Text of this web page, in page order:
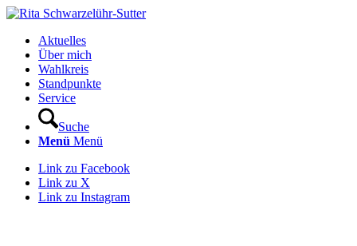
Aktuelles
Über mich
Wahlkreis
Standpunkte
Service
Suche
Menü Menü
Link zu Facebook
Link zu X
Link zu Instagram